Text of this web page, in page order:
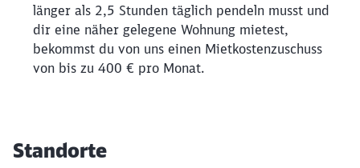
länger als 2,5 Stunden täglich pendeln musst und
dir eine näher gelegene Wohnung mietest,
bekommst du von uns einen Mietkostenzuschuss
von bis zu 400 € pro Monat.
Standorte